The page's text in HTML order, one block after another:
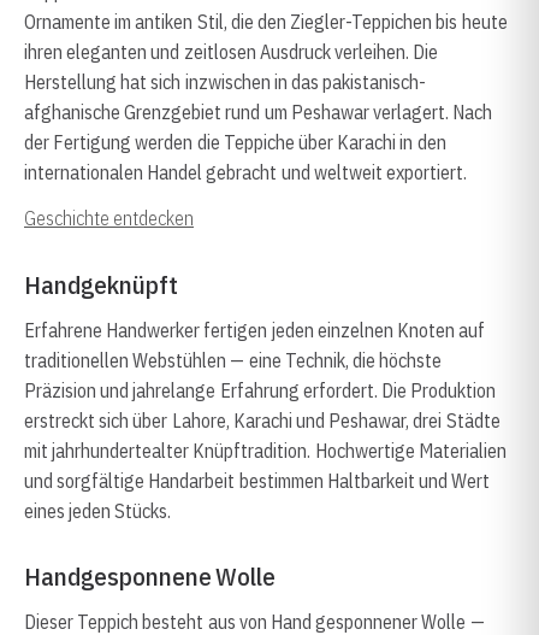
Ornamente im antiken Stil, die den Ziegler-Teppichen bis heute
ihren eleganten und zeitlosen Ausdruck verleihen. Die
Herstellung hat sich inzwischen in das pakistanisch-
afghanische Grenzgebiet rund um Peshawar verlagert. Nach
der Fertigung werden die Teppiche über Karachi in den
internationalen Handel gebracht und weltweit exportiert.
Geschichte entdecken
Handgeknüpft
Erfahrene Handwerker fertigen jeden einzelnen Knoten auf
traditionellen Webstühlen — eine Technik, die höchste
Präzision und jahrelange Erfahrung erfordert. Die Produktion
erstreckt sich über Lahore, Karachi und Peshawar, drei Städte
mit jahrhundertealter Knüpftradition. Hochwertige Materialien
und sorgfältige Handarbeit bestimmen Haltbarkeit und Wert
eines jeden Stücks.
Handgesponnene Wolle
Dieser Teppich besteht aus von Hand gesponnener Wolle —